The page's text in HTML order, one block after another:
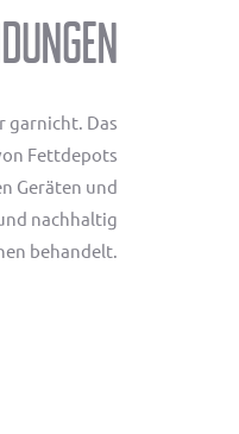
garnicht. Das
Fettdepots
Geräten und
nachhaltig
behandelt.